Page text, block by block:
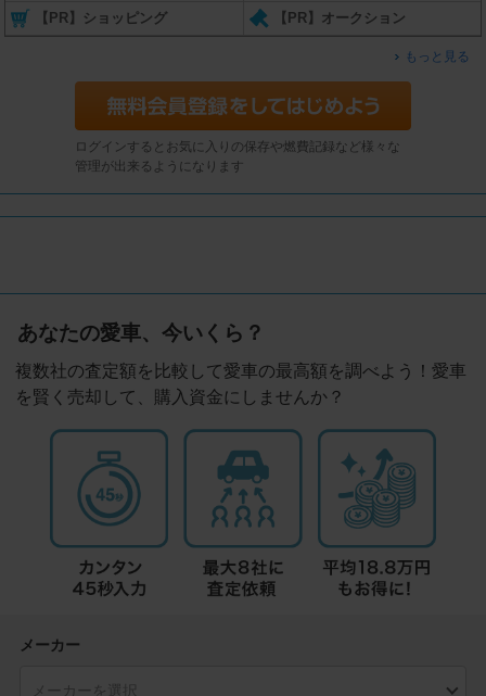
【PR】ショッピング 【PR】オークション
もっと見る
ログインするとお気に入りの保存や燃費記録など様々な
管理が出来るようになります
あなたの愛車、今いくら？
複数社の査定額を比較して愛車の最高額を調べよう！愛車
を賢く売却して、購入資金にしませんか？
メーカー